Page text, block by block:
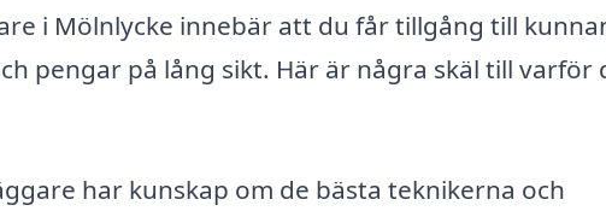
i Mölnlycke innebär att du får tillgång till
pengar på lång sikt. Här är några skäl till varför
har kunskap om de bästa teknikerna och